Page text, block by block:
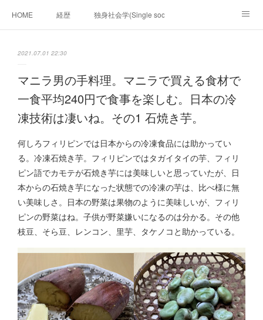
HOME 経歴 独身社会学(Single sociology)と高齢化社会学
移動出来て、工場で作る建物。未来２１００研究所
フィリピンの問題点 フィリピンの歴史
フィリピン経済談義 ファッションを考える 漫画
未来２１００研究所他のアイデアマニラ男の手料理 総集編
2021.07.01 22:30
マニラ男の手料理。マニラで買える食材で
一食平均240円で食事を楽しむ。日本の冷
凍技術は凄いね。その1 石焼き芋。
何しろフィリピンでは日本からの冷凍食品には助かってい
る。冷凍石焼き芋。フィリピンではタガイタイの芋、フィリ
ピン語でカモテが石焼き芋には美味しいと思っていたが、日
本からの石焼き芋になった状態での冷凍の芋は、比べ様に無
い美味しさ。日本の野菜は果物のように美味しいが、フィリ
ピンの野菜はね。子供が野菜嫌いになるのは分かる。その他
枝豆、そら豆、レンコン、里芋、タケノコと助かっている。